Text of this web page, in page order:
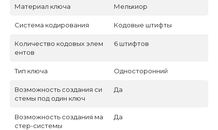
Материал ключа Мельхиор
Система кодирования Кодовые штифты
Количество кодовых элем
ентов
6 штифтов
Тип ключа Односторонний
Возможность создания си
стемы под один ключ
Да
Возможность создания ма
стер-системы
Да